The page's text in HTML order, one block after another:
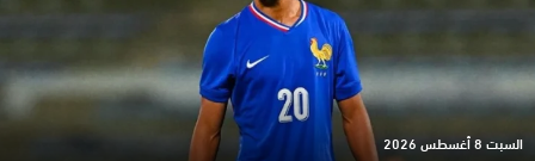
السبت 8 أغسطس 2026